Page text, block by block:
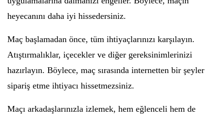
heyecanını daha iyi hissedersiniz.
Maç başlamadan önce, tüm ihtiyaçlarınızı karşılayın.
Atıştırmalıklar, içecekler ve diğer gereksinimlerinizi
hazırlayın. Böylece, maç sırasında internetten bir şeyler
sipariş etme ihtiyacı hissetmezsiniz.
Maçı arkadaşlarınızla izlemek, hem eğlenceli hem de